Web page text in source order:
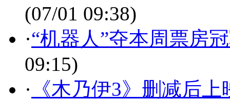
(07/01 09:38)
·“机器人”夺本周票房
09:15)
· 《木乃伊3》删减后